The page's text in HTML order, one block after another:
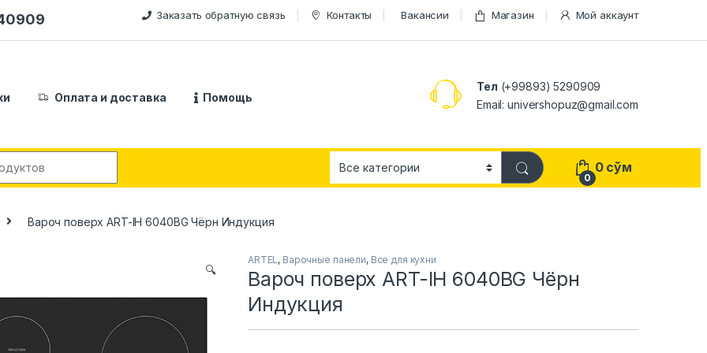
Заказать обратную связь Контакты Вакансии Магазин Мой аккаунт
Оплата и доставка Помощь
Тел (+99893) 5290909
Email: univershopuz@gmail.com
0
0 сўм
Вароч поверх ART-IH 6040BG Чёрн Индукция
🔍
ARTEL, Варочные панели, Все для кухни
Вароч поверх ART-IH 6040BG Чёрн
Индукция